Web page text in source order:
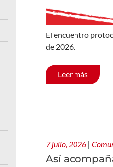
El encuentro
de 2026.
Leer más
7 julio, 2026 |
Así